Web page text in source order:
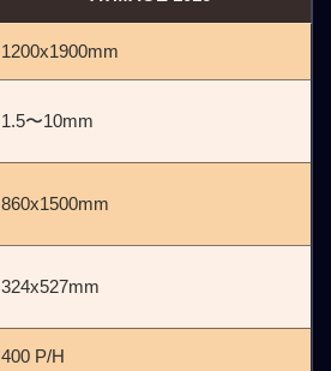
1200x1900mm
1.5〜10mm
860x1500mm
324x527mm
400 P/H